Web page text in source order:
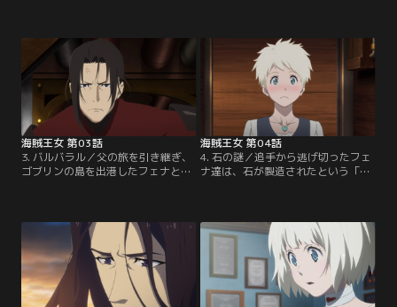
たフェナはホワイトマージナルと呼
ばれるほどに美しく成長していた。
幼いころに命を助けてくれた雪丸を
忘れられないフェナは、初夜の晩、
混乱に乗じて島からの大脱出を試み
る。【提供：バンダイチャンネル】
に包まれた「ゴブリンの島」へと辿
り着く。そこでフェナは、フランツ
の旧友である幸久と出会い、父の残
した石の謎を解くよう告げられる。
【提供：バンダイチャンネル】
海賊王女 第03話
3. バルバラル／父の旅を引き継ぎ、
ゴブリンの島を出港したフェナと雪
り物を見つける。しかし、目の前に
追手が立ちふさがる。【提供：バン
ダイチャンネル】
海賊王女 第04話
4. 石の謎／追手から逃げ切ったフェ
ナ達は、石が製造されたという「リ
い方を教えてもらえるよう相談す
る。始めは断っていた侍たちだが、
少しでも雪丸の役に立ちたいという
フェナの思いに感化されてい
き……。【提供：バンダイチャンネ
ル】